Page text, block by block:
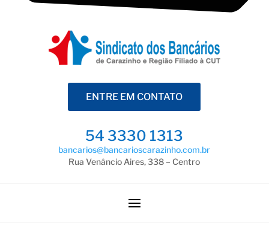
ENTRE EM CONTATO
54 3330 1313
bancarios@bancarioscarazinho.com.br
Rua Venâncio Aires, 338 – Centro